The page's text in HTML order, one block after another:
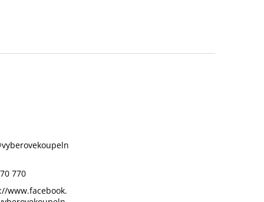
vyberovekoupeln
770
www.facebook.